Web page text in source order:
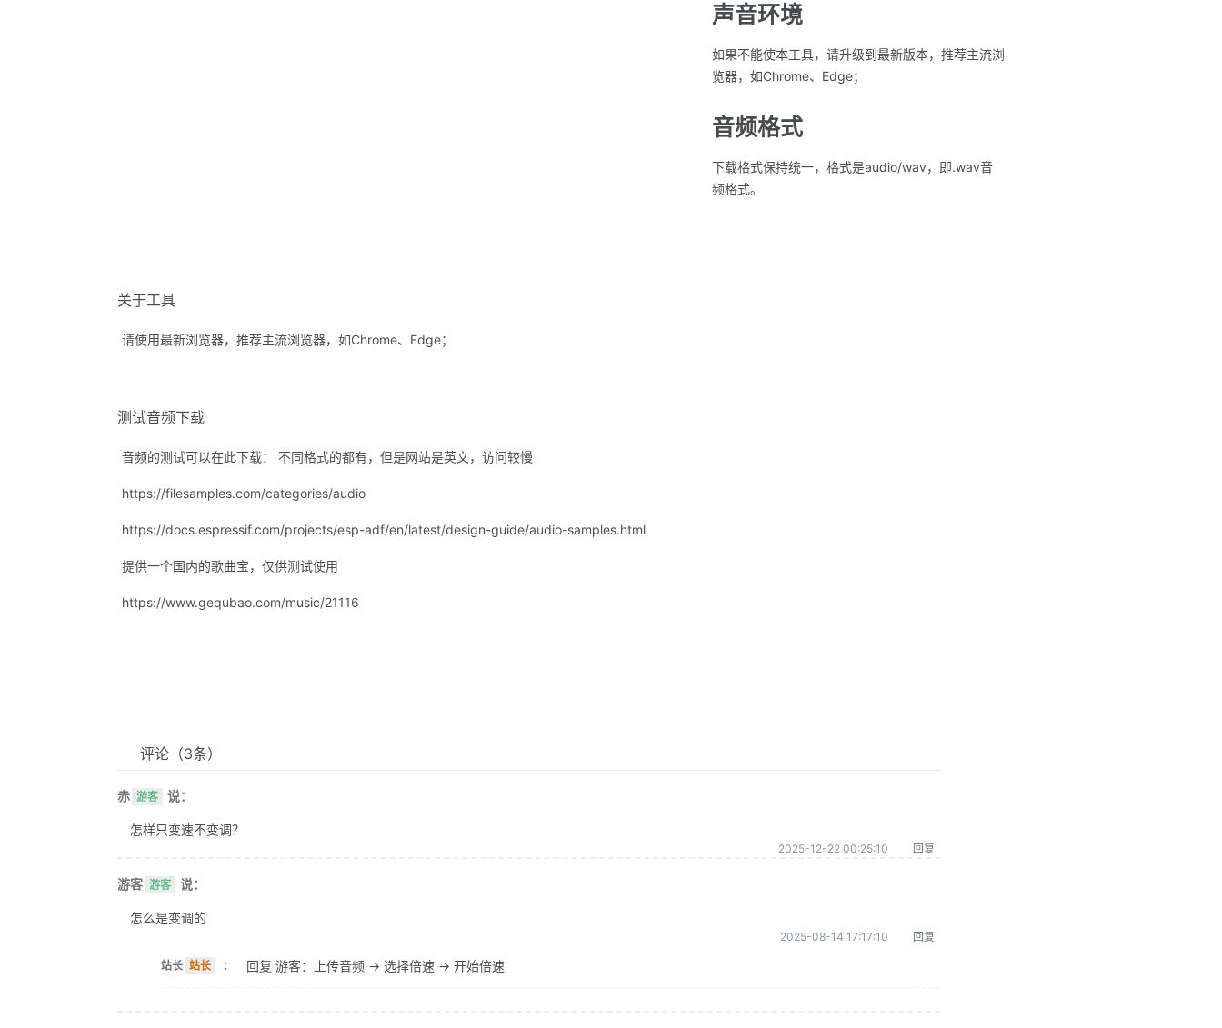
声音环境
如果不能使本工具，请升级到最新版本，推荐主流浏
览器，如Chrome、Edge；
音频格式
下载格式保持统一，格式是audio/wav，即.wav音
频格式。
关于工具
请使用最新浏览器，推荐主流浏览器，如Chrome、Edge；
测试音频下载
音频的测试可以在此下载： 不同格式的都有，但是网站是英文，访问较慢
https://filesamples.com/categories/audio
https://docs.espressif.com/projects/esp-adf/en/latest/design-guide/audio-samples.html
提供一个国内的歌曲宝，仅供测试使用
https://www.gequbao.com/music/21116
评论 （3条）
赤 游客 说：
怎样只变速不变调？
2025-12-22 00:25:10 回复
游客 游客 说：
怎么是变调的
2025-08-14 17:17:10 回复
站长 站长 ： 回复 游客：上传音频 -> 选择倍速 -> 开始倍速